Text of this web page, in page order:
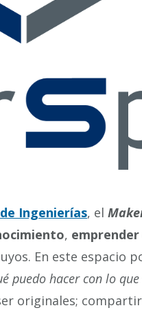
Ingenierías, el
, emprender
En este espacio
puedo hacer con lo que
originales;